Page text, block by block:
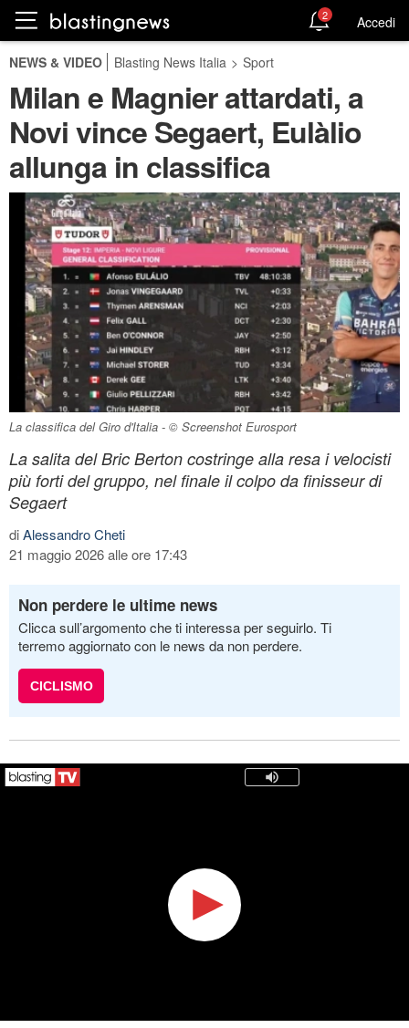
2 Accedi
NEWS & VIDEO Blasting News Italia > Sport
Milan e Magnier attardati, a
Novi vince Segaert, Eulàlio
allunga in classifica
La classifica del Giro d'Italia - © Screenshot Eurosport
La salita del Bric Berton costringe alla resa i velocisti
più forti del gruppo, nel finale il colpo da finisseur di
Segaert
diAlessandro Cheti
21 maggio 2026 alle ore 17:43
Non perdere le ultime news
Clicca sull’argomento che ti interessa per seguirlo. Ti
terremo aggiornato con le news da non perdere.
CICLISMO